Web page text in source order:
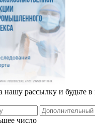
рассылку и будьте в
число